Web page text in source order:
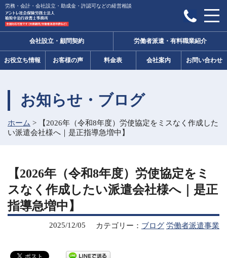
労務・会計・会社設立・助成金・許認可などの経営相談
会社設立・顧問契約 労働者派遣・有料職業紹介
お役立ち情報 お客様の声 料金表 会社案内 お問い合わせ
お知らせ・ブログ
ホーム >
【2026年（令和8年度）労使協定をミスなく作成した
い派遣会社様へ｜是正指導急増中】
【2026年（令和8年度）労使協定をミ
スなく作成したい派遣会社様へ｜是正
指導急増中】
カテゴリー： ブログ 労働者派遣事業
2025/12/05